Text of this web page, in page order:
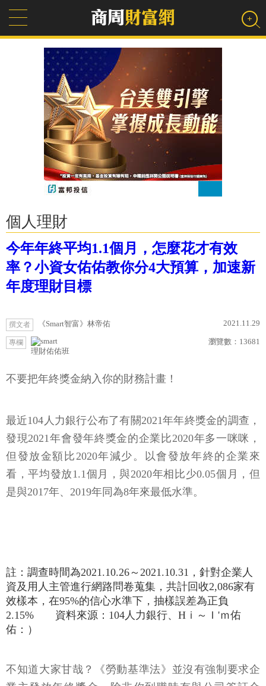
個人理財
今年年終平均1.1個月，怎麼花才有效
率？小資女佑佑教你分4大預算，加速新
年度理財目標
撰文者 《Smart智富》林帝佑 2021.11.29
專欄
理財佑佑班
瀏覽數： 13681
不要把年終獎金納入你的財務計畫！
最近104人力銀行公布了有關2021年年終獎金的調查，
發現2021年會發年終獎金的企業比2020年多一咪咪，
但發放金額比2020年減少。以會發放年終的企業來
看，平均發放1.1個月，與2020年相比少0.05個月，但
是與2017年、2019年同為8年來最低水準。
註：調查時間為2021.10.26～2021.10.31，針對企業人
資及用人主管進行網路問卷蒐集，共計回收2,086家有
效樣本，在95%的信心水準下，抽樣誤差為正負
2.15% 資料來源：104人力銀行、Hｉ～Ｉ'ｍ佑
佑：）
不知道大家甘哉？《勞動基準法》並沒有強制要求企